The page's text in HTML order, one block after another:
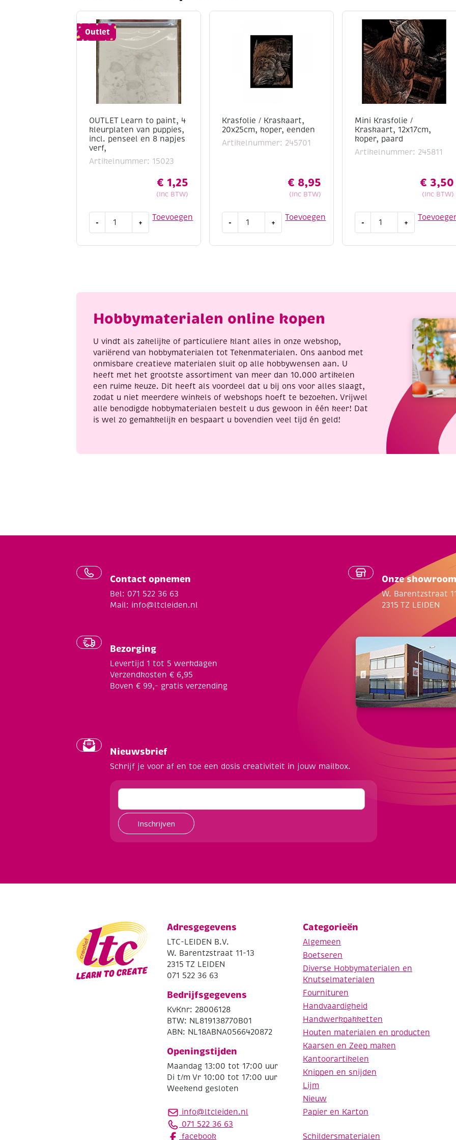
Outlet
OUTLET Learn to paint, 4
kleurplaten van puppies,
incl. penseel en 8 napjes
verf,
Artikelnummer: 15023
€ 1,25
(Inc BTW)
Toevoegen
-
puppies,
penseel
napjes
verf,
aantal
+
Krasfolie / Kraskaart,
20x25cm, koper, eenden
Artikelnummer: 245701
€ 8,95
(Inc BTW)
Toevoegen
- +
Mini Krasfolie /
Kraskaart, 12x17cm,
koper, paard
Artikelnummer: 245811
€ 3,50
(Inc BTW)
-
Krasfolie
aantal
+
Hobbymaterialen online kopen
U vindt als zakelijke of particuliere klant alles in onze webshop,
variërend van hobbymaterialen tot Tekenmaterialen. Ons aanbod met
onmisbare creatieve materialen sluit op alle hobbywensen aan. U
heeft met het grootste assortiment van meer dan 10.000 artikelen
een ruime keuze. Dit heeft als voordeel dat u bij ons voor alles slaagt,
zodat u niet meerdere winkels of webshops hoeft te bezoeken. Vrijwel
alle benodigde hobbymaterialen bestelt u dus gewoon in één keer! Dat
is wel zo gemakkelijk en bespaart u bovendien veel tijd én geld!
Contact opnemen
Bel: 071 522 36 63
Mail: info@ltcleiden.nl
Bezorging
Levertijd 1 tot 5 werkdagen
Verzendkosten € 6,95
Boven € 99,- gratis verzending
Onze showroom
W. Barentzstraat
2315 TZ LEIDEN
Nieuwsbrief
Schrijf je voor af en toe een dosis creativiteit in jouw mailbox.
Inschrijven
Adresgegevens
LTC-LEIDEN B.V.
W. Barentzstraat 11-13
2315 TZ LEIDEN
071 522 36 63
Bedrijfsgegevens
KvKnr: 28006128
BTW: NL819138770B01
ABN: NL18ABNA0566420872
Openingstijden
Maandag 13:00 tot 17:00 uur
Di t/m Vr 10:00 tot 17:00 uur
Weekend gesloten
info@ltcleiden.nl
071 522 36 63
facebook
Categorieën
Algemeen
Boetseren
Diverse Hobbymaterialen en
Knutselmaterialen
Fournituren
Handvaardigheid
Handwerkpakketten
Houten materialen en producten
Kaarsen en Zeep maken
Kantoorartikelen
Knippen en snijden
Lijm
Nieuw
Papier en Karton
Schildersmaterialen